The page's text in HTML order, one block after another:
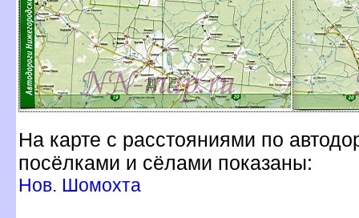
На карте с расстояниями по
посёлками и сёлами показаны:
Нов. Шомохта